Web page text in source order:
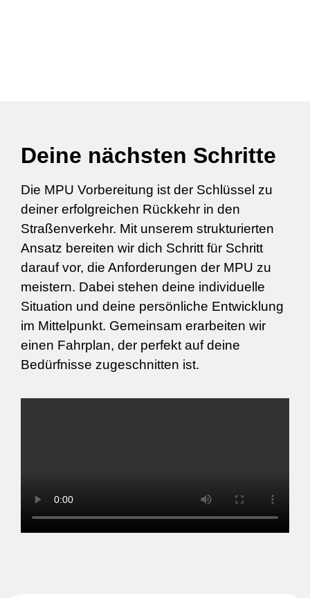
Deine nächsten Schritte
Die MPU Vorbereitung ist der Schlüssel zu
deiner erfolgreichen Rückkehr in den
Straßenverkehr. Mit unserem strukturierten
Ansatz bereiten wir dich Schritt für Schritt
darauf vor, die Anforderungen der MPU zu
meistern. Dabei stehen deine individuelle
Situation und deine persönliche Entwicklung
im Mittelpunkt. Gemeinsam erarbeiten wir
einen Fahrplan, der perfekt auf deine
Bedürfnisse zugeschnitten ist.